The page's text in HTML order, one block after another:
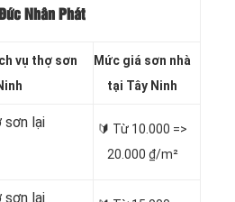
Nhân Phát
vụ thợ sơn
Mức giá sơn nhà
tại Tây Ninh
sơn lại
🔰 Từ 10.000 =>
20.000 ₫/m²
sơn lại